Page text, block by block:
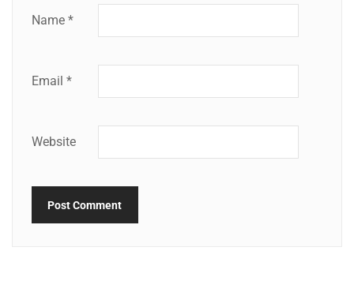
Name *
Email *
Website